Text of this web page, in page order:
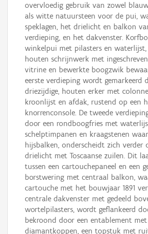
overvloedig gebruik van zowel
als witte natuursteen voor de pui,
speklagen, het drielicht en balkon
verdieping, en het dakvenster.
winkelpui met pilasters en
houten schrijnwerk met
vitrine en bewerkte boogzwik
eerste verdieping wordt gemarkeerd
driezijdige, houten erker met
kroonlijst en afdak, rustend op een
knorrenconsole. De tweede
door een rondboogfries met
schelptimpanen en kraagstenen
hijsbalken, onderscheidt zich verder
drielicht met Toscaanse zuilen. Dit
tussen een cartouchepaneel en een
borstwering met centraal balkon,
cartouche met het bouwjaar 1891
centrale dakvenster met gedeeld
wortelpilasters, wordt geflankeerd
bekroond door een entablement met
diamantkoppen, een topstuk met